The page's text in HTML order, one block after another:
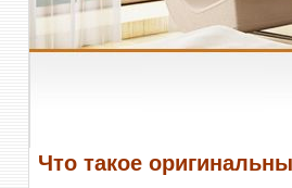
Что такое